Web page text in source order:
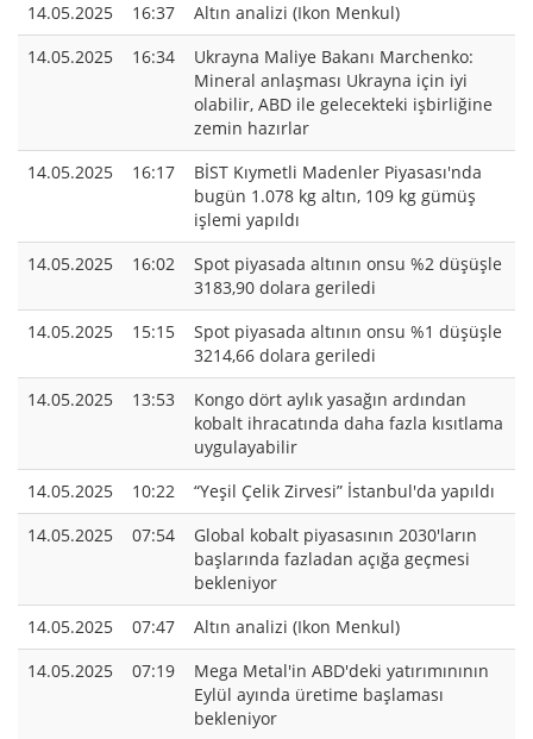
14.05.2025
16:37
Altın analizi (Ikon Menkul)
14.05.2025
16:34
Ukrayna Maliye Bakanı Marchenko:
Mineral anlaşması Ukrayna için iyi
olabilir, ABD ile gelecekteki işbirliğine
zemin hazırlar
14.05.2025
16:17
BİST Kıymetli Madenler Piyasası'nda
bugün 1.078 kg altın, 109 kg gümüş
işlemi yapıldı
14.05.2025
16:02
Spot piyasada altının onsu %2 düşüşle
3183,90 dolara geriledi
14.05.2025
15:15
Spot piyasada altının onsu %1 düşüşle
3214,66 dolara geriledi
14.05.2025
13:53
Kongo dört aylık yasağın ardından
kobalt ihracatında daha fazla kısıtlama
uygulayabilir
14.05.2025
10:22
“Yeşil Çelik Zirvesi” İstanbul'da yapıldı
14.05.2025
07:54
Global kobalt piyasasının 2030'ların
başlarında fazladan açığa geçmesi
bekleniyor
14.05.2025
07:47
Altın analizi (Ikon Menkul)
14.05.2025
07:19
Mega Metal'in ABD'deki yatırımınının
Eylül ayında üretime başlaması
bekleniyor